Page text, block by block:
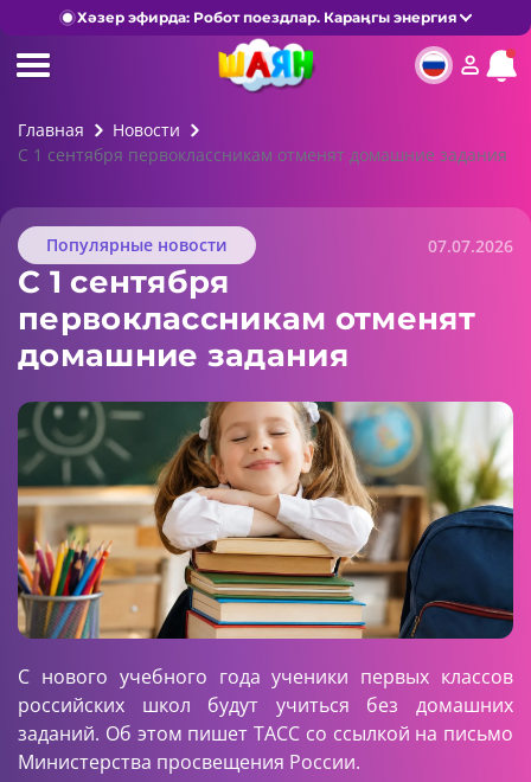
Хәзер эфирда: Робот поездлар. Караңгы энергия
Главная
Новости
С 1 сентября первоклассникам отменят домашние задания
Популярные новости 07.07.2026
С 1 сентября
первоклассникам отменят
домашние задания
С нового учебного года ученики первых классов
российских школ будут учиться без домашних
заданий. Об этом пишет ТАСС со ссылкой на письмо
Министерства просвещения России.